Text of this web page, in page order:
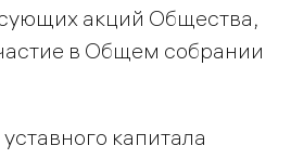
акций Общества,
в Общем собрании
капитала